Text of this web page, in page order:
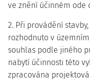
ve znění účinném ode
2. Při provádění
rozhodnuto v
souhlas podle jiného
nabytí účinnosti této
zpracována